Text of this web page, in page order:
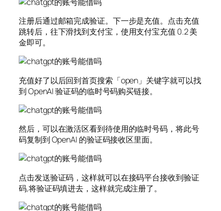
注册后通过邮箱完成验证。下一步是充值。点击充值
跳转后，往下滑找到支付宝，使用支付宝充值 0.2 美
金即可。
充值好了以后回到首页搜索「open」关键字就可以找
到 OpenAI 验证码的临时号码购买链接。
然后，可以在激活区看到待使用的临时号码，将此号
码复制到 OpenAI 的验证码接收区里面。
点击发送验证码，这样就可以在接码平台接收到验证
码,将验证码填进去，这样就完成注册了。